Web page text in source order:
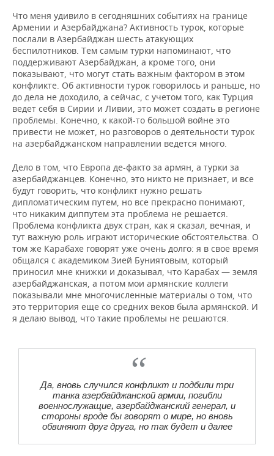
Что меня удивило в сегодняшних событиях на границе
Армении и Азербайджана? Активность турок, которые
послали в Азербайджан шесть атакующих
беспилотников. Тем самым турки напоминают, что
поддерживают Азербайджан, а кроме того, они
показывают, что могут стать важным фактором в этом
конфликте. Об активности турок говорилось и раньше, но
до дела не доходило, а сейчас, с учетом того, как Турция
ведет себя в Сирии и Ливии, это может создать в регионе
проблемы. Конечно, к какой-то большой войне это
привести не может, но разговоров о деятельности турок
на азербайджанском направлении ведется много.
Дело в том, что Европа де-факто за армян, а турки за
азербайджанцев. Конечно, это никто не признает, и все
будут говорить, что конфликт нужно решать
дипломатическим путем, но все прекрасно понимают,
что никаким диппутем эта проблема не решается.
Проблема конфликта двух стран, как я сказал, вечная, и
тут важную роль играют исторические обстоятельства. О
том же Карабахе говорят уже очень долго: я в свое время
общался с академиком Зией Буниятовым, который
приносил мне книжки и доказывал, что Карабах — земля
азербайджанская, а потом мои армянские коллеги
показывали мне многочисленные материалы о том, что
это территория еще со средних веков была армянской. И
я делаю вывод, что такие проблемы не решаются.
Да, вновь случился конфликт и подбили три
танка азербайджанской армии, погибли
военнослужащие, азербайджанский генерал, и
стороны вроде бы говорят о мире, но вновь
обвиняют друг друга, но так будет и далее